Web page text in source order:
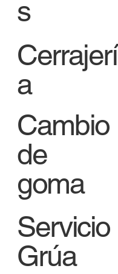
s
Cerrajerí
a
Cambio
de
goma
Servicio
Grúa